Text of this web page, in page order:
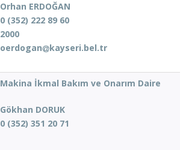
Orhan ERDOĞAN
0 (352) 222 89 60
2000
oerdogan
kayseri.bel.tr
Makina İkmal Bakım ve Onarım Daire
Gökhan DORUK
0 (352) 351 20 71